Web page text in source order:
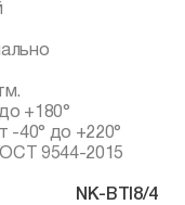
+180°
-40° до +220°
9544-2015
NK-BTl8/4